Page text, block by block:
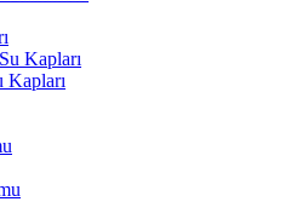
Kapları
Kapları